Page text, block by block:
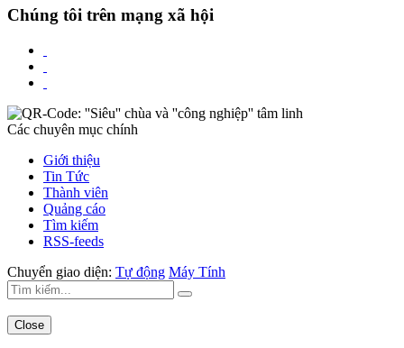
Chúng tôi trên mạng xã hội
Các chuyên mục chính
Giới thiệu
Tin Tức
Thành viên
Quảng cáo
Tìm kiếm
RSS-feeds
Chuyển giao diện: Tự động Máy Tính
Close